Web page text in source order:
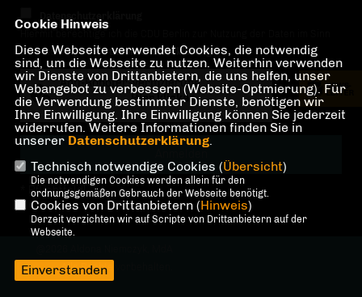
der nachfolgenden Datenschutzerklärung.*
Anti-Roboter-Verifizierung
Hier klicken
Friendly Captcha ⇗
* Pflichtfeld!
Alle Rechte vorbehalten.
Cookie Hinweis
Diese Webseite verwendet Cookies, die notwendig
sind, um die Webseite zu nutzen. Weiterhin verwenden
wir Dienste von Drittanbietern, die uns helfen, unser
Webangebot zu verbessern (Website-Optmierung). Für
die Verwendung bestimmter Dienste, benötigen wir
Ihre Einwilligung. Ihre Einwilligung können Sie jederzeit
widerrufen. Weitere Informationen finden Sie in
unserer Datenschutzerklärung.
Technisch notwendige Cookies (Übersicht)
Die notwendigen Cookies werden allein für den
ordnungsgemäßen Gebrauch der Webseite benötigt.
Cookies von Drittanbietern (Hinweis)
Derzeit verzichten wir auf Scripte von Drittanbietern auf der
Webseite.
Einverstanden